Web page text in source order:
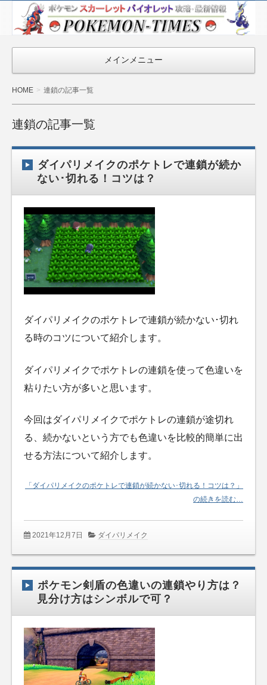
ポケモン最新
情報まとめ
『POKEMON-
TIMES』
メインメニュー
HOME 連鎖の記事一覧
連鎖の記事一覧
ダイパリメイクのポケトレで連鎖が続か
ない･切れる！コツは？
ダイパリメイクのポケトレで連鎖が続かない･切れ
る時のコツについて紹介します。
ダイパリメイクでポケトレの連鎖を使って色違いを
粘りたい方が多いと思います。
今回はダイパリメイクでポケトレの連鎖が途切れ
る、続かないという方でも色違いを比較的簡単に出
せる方法について紹介します。
「ダイパリメイクのポケトレで連鎖が続かない･切れる！コツは？」
の続きを読む…
2021年12月7日 ダイパリメイク
ポケモン剣盾の色違いの連鎖やり方は？
見分け方はシンボルで可？